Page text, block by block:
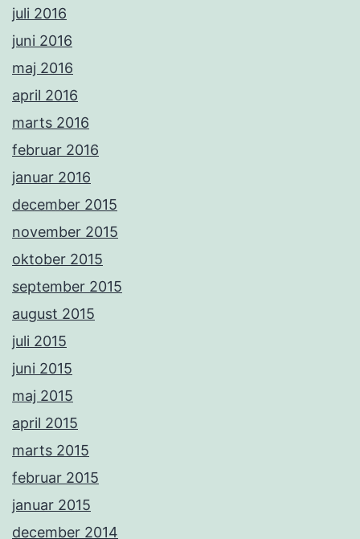
juli 2016
juni 2016
maj 2016
april 2016
marts 2016
februar 2016
januar 2016
december 2015
november 2015
oktober 2015
september 2015
august 2015
juli 2015
juni 2015
maj 2015
april 2015
marts 2015
februar 2015
januar 2015
december 2014